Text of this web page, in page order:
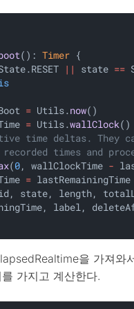
(): Timer {
|| state ==
= Utils.now()
= Utils.wallClock()
time deltas. They
times and
(0, wallClockTime -
= lastRemainingTime
state, length,
label,
을 가져와
가지고 계산한다.